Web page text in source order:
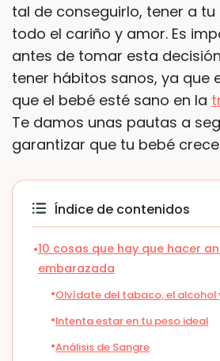
tal de conseguirlo, tener a
todo el cariño y amor. Es
antes de tomar esta
tener hábitos sanos, ya que
que el bebé esté sano en la
Te damos unas pautas a
garantizar que tu bebé
Índice de contenidos
10 cosas que hay que hacer
embarazada
Olvídate del tabaco, el alcohol
Intenta estar en tu peso ideal
Análisis de Sangre